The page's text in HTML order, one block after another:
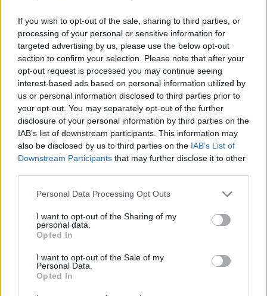
If you wish to opt-out of the sale, sharing to third parties, or
processing of your personal or sensitive information for
targeted advertising by us, please use the below opt-out
section to confirm your selection. Please note that after your
opt-out request is processed you may continue seeing
interest-based ads based on personal information utilized by
us or personal information disclosed to third parties prior to
your opt-out. You may separately opt-out of the further
disclosure of your personal information by third parties on the
IAB’s list of downstream participants. This information may
also be disclosed by us to third parties on the IAB’s List of
Downstream Participants that may further disclose it to other
Please note that this website/app uses one or more Google
not limited to your visit or usage behaviour. You may click to
grant or deny consent to Google and its third-party tags to
use your data for below specified purposes in below Google
consent section.
Personal Data Processing Opt Outs
I want to opt-out of the Sharing of my
personal data.
Opted In
I want to opt-out of the Sale of my
Personal Data.
Opted In
A mindössze 23 éves belga Netsky a
stadionrobbantós lufi-dnb egyik első számú
képviselője, akinek pont a mai napon jelent meg2
című nagylemeze, amin a drum and bassen kívül
más stílusok is helyet kaptak. Mily’ meglepő, hogy
ezek közül aPuppyépp egy electrohouse szám,
abból is az infantilis tinihimnusz fajta. A videóban
szerpentinen süvítő gördeszkásokat látunk, akik este
még petárdákkal és tűzijátékokkal is feltuningolták
a járgányukat. Ha a szám magában nem is, a
videóval együtt azért egész jól megállja a helyét,
összeillik ez az extrém sportos sebesség, a húzós
electro kissé, de annyira azért nem zavaróan
mesterkélt szabadságvágyával.